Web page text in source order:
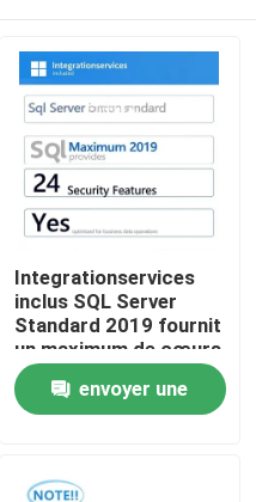
Integrationservices
inclus SQL Server
Standard 2019 fournit
un maximum de cœurs
de 24. Fonctionnalités
de sécurité : Oui.
Optimisé pour les
commerciales.
envoyer une